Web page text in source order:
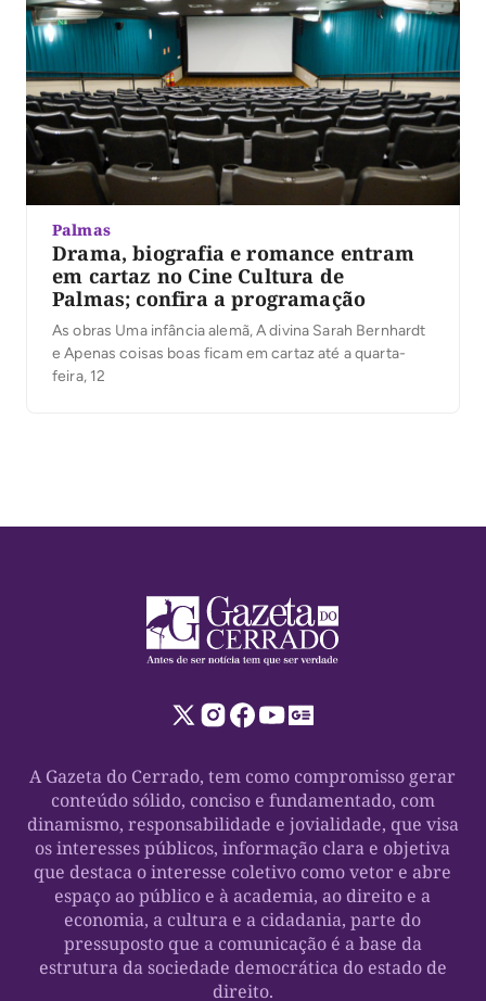
Palmas
Drama, biografia e romance entram
em cartaz no Cine Cultura de
Palmas; confira a programação
As obras Uma infância alemã, A divina Sarah Bernhardt
e Apenas coisas boas ficam em cartaz até a quarta-
feira, 12
A Gazeta do Cerrado, tem como compromisso gerar
conteúdo sólido, conciso e fundamentado, com
dinamismo, responsabilidade e jovialidade, que visa
os interesses públicos, informação clara e objetiva
que destaca o interesse coletivo como vetor e abre
espaço ao público e à academia, ao direito e a
economia, a cultura e a cidadania, parte do
pressuposto que a comunicação é a base da
estrutura da sociedade democrática do estado de
direito.